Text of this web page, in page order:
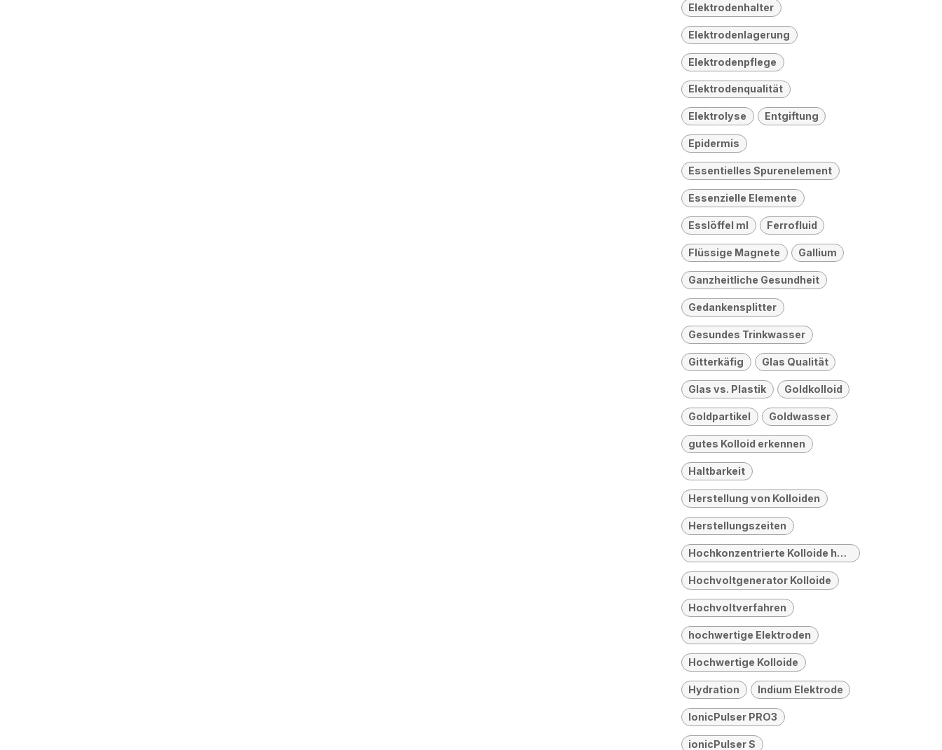
Elektrodenhalter
Elektrodenlagerung
Elektrodenpflege
Elektrodenqualität
Elektrolyse Entgiftung
Epidermis
Essentielles Spurenelement
Essenzielle Elemente
Esslöffel ml Ferrofluid
Flüssige Magnete Gallium
Ganzheitliche Gesundheit
Gedankensplitter
Gesundes Trinkwasser
Gitterkäfig Glas Qualität
Glas vs. Plastik Goldkolloid
Goldpartikel Goldwasser
gutes Kolloid erkennen
Haltbarkeit
Herstellung von Kolloiden
Herstellungszeiten
Hochkonzentrierte Kolloide herstellen
Hochvoltgenerator Kolloide
Hochvoltverfahren
hochwertige Elektroden
Hochwertige Kolloide
Hydration Indium Elektrode
IonicPulser PRO3
ionicPulser S